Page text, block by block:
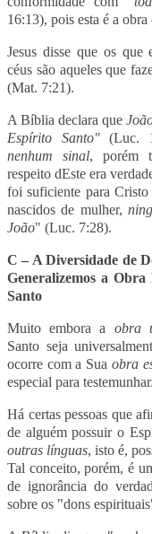
16:13), pois esta é a
Jesus disse que os que
céus são aqueles que
(Mat. 7:21).
A Bíblia declara que
Espírito Santo"(Luc.
nenhum sinal, porém
respeito dEste era
foi suficiente para
nascidos de mulher,
João" (Luc. 7:28).
C – A Diversidade de
Generalizemos a
Santo
Muito embora a obra
Santo seja
ocorre com a Sua obra
especial para testemunhar.
Há certas pessoas que
de alguém possuir o
outras línguas, isto é,
Tal conceito, porém, é
de ignorância do
sobre os "dons